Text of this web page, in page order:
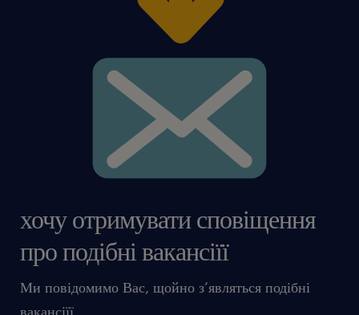
хочу отримувати сповіщення
про подібні вакансіїї
Ми повідомимо Вас, щойно з’являться подібні
вакансіїї.